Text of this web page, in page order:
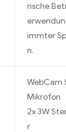
rische
immter
n.
WebCam
Mikrofon
2x 3W
r